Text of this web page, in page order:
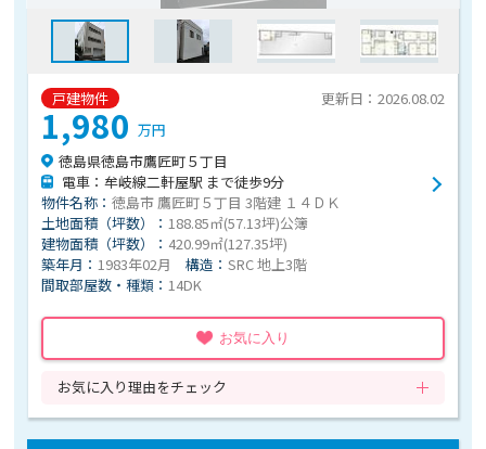
戸建物件 更新日：2026.08.02
1,980万円
徳島県徳島市鷹匠町５丁目
電車：牟岐線二軒屋駅 まで徒歩9分
物件名称：徳島市 鷹匠町５丁目 3階建 １４ＤＫ
土地面積（坪数）：188.85㎡(57.13坪)公簿
建物面積（坪数）： 420.99㎡(127.35坪)
築年月：1983年02月 構造：SRC 地上3階
間取部屋数・種類：14DK
お気に入り
お気に入り理由をチェック